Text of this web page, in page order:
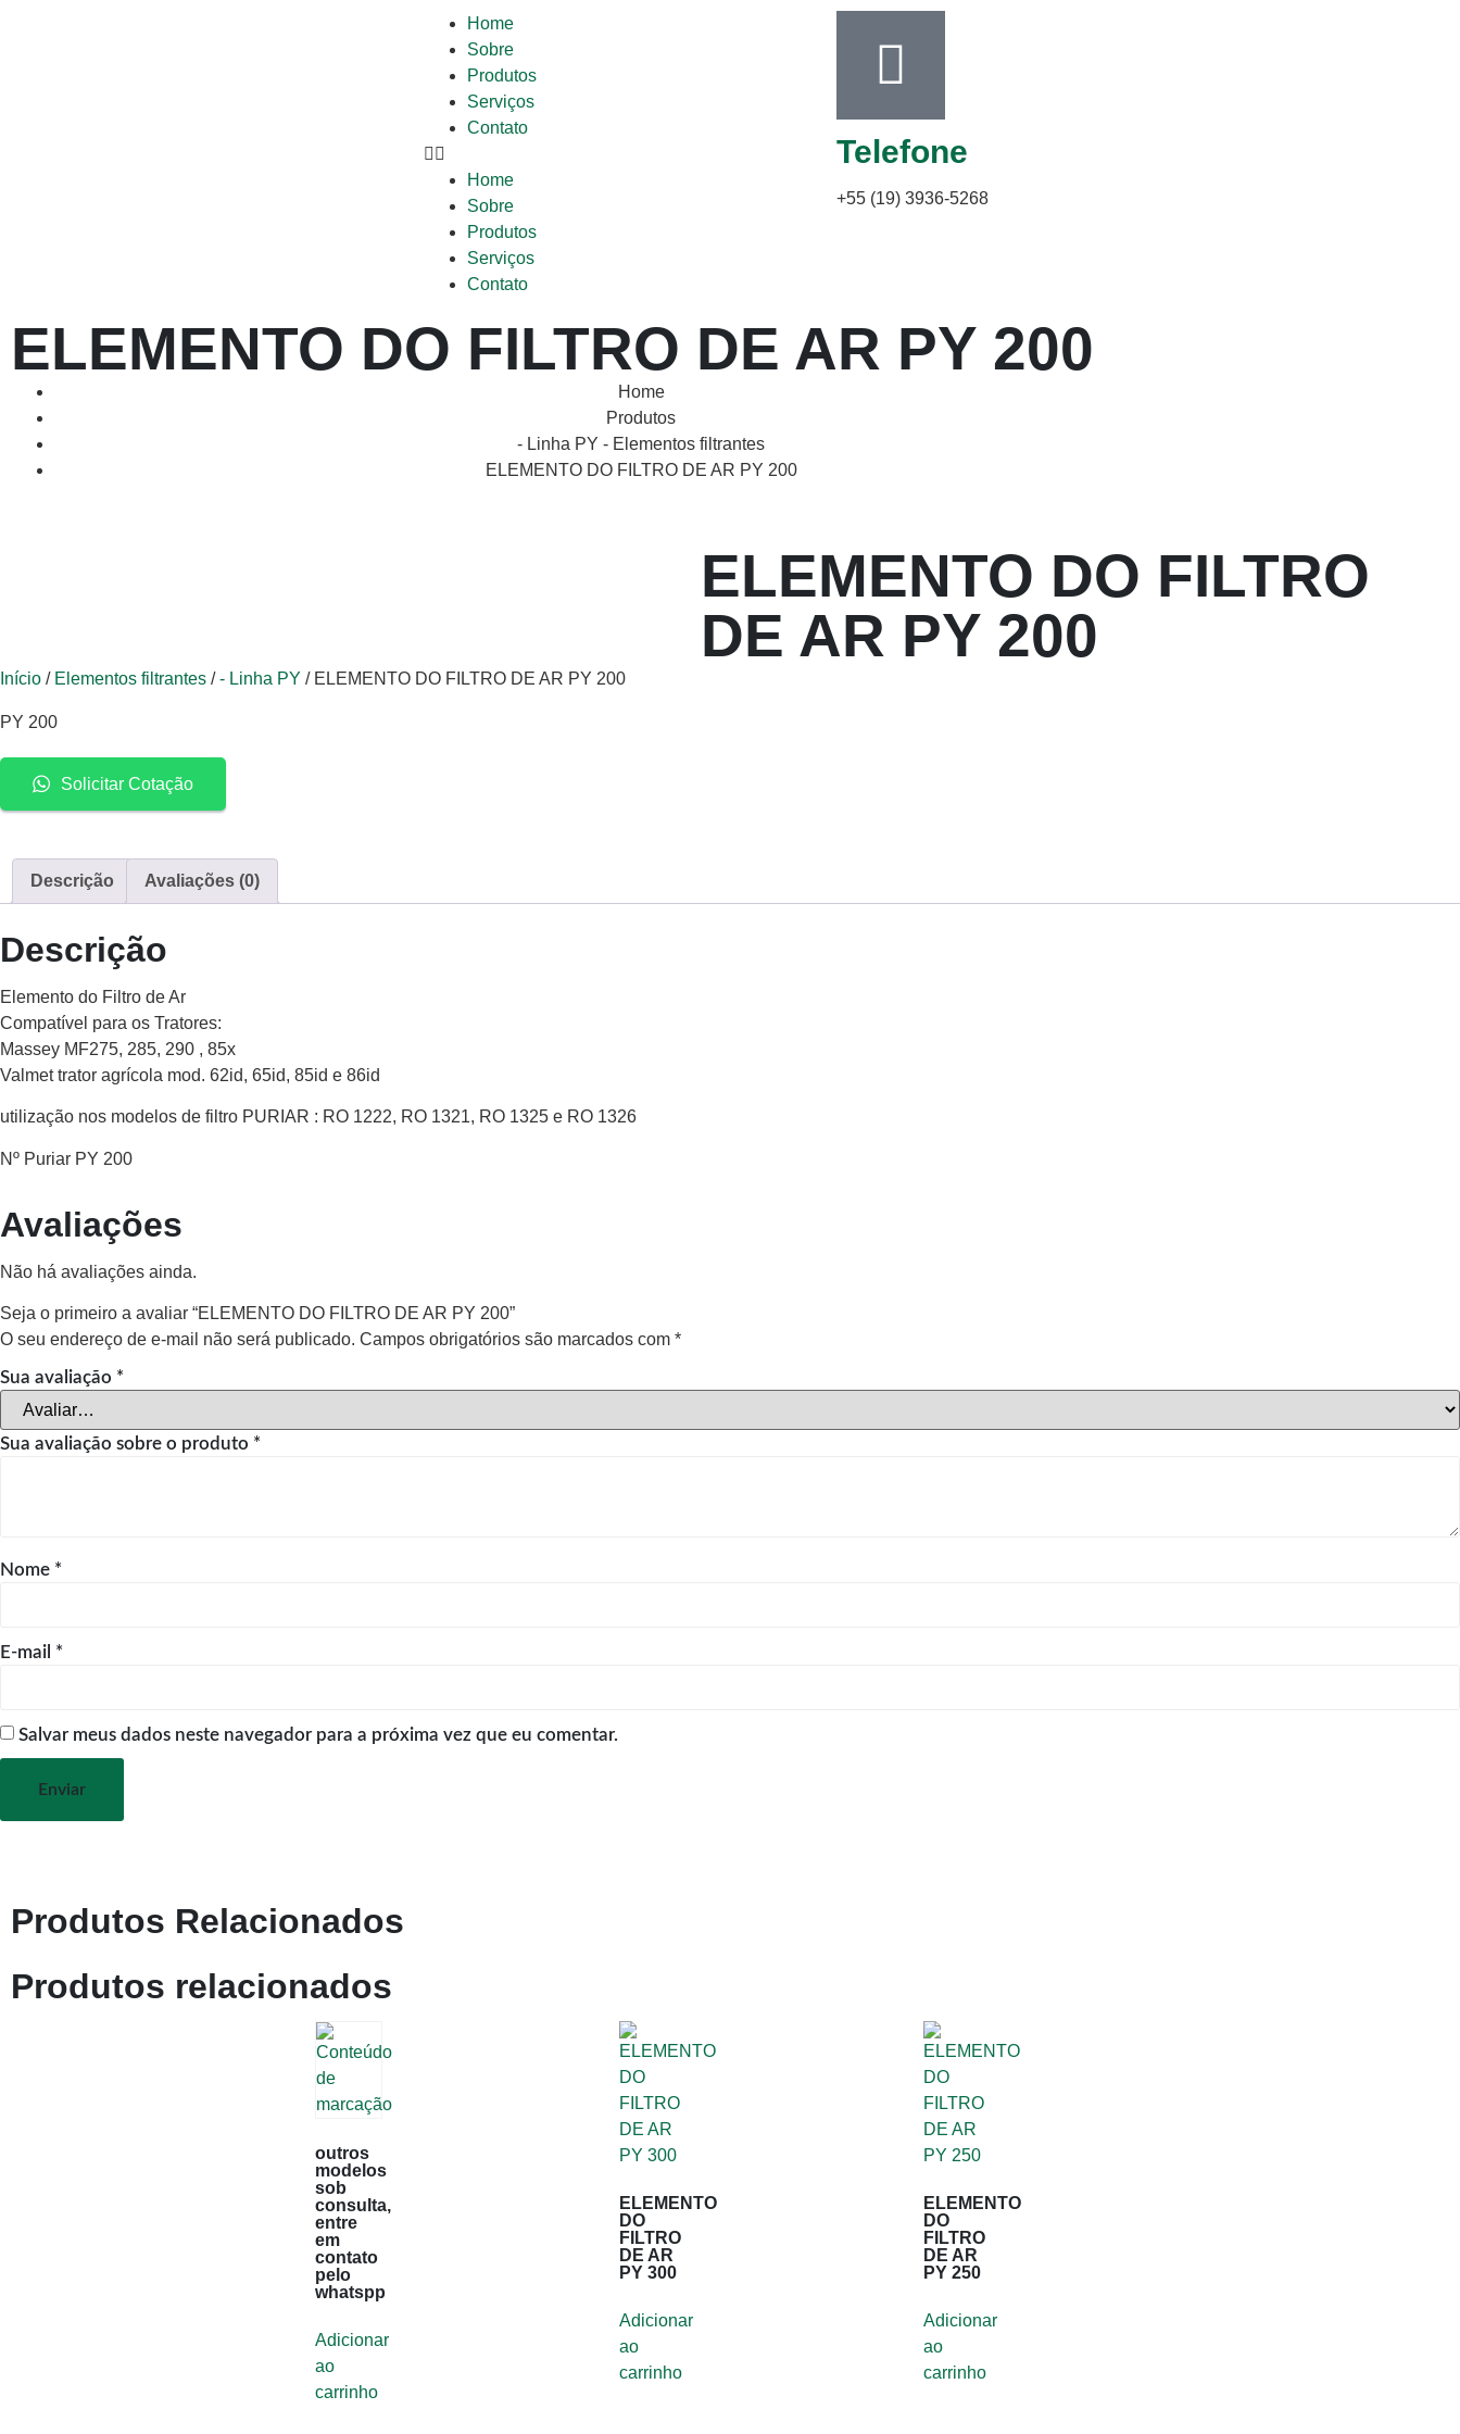
Home
Sobre
Produtos
Serviços
Contato
Home
Sobre
Produtos
Serviços
Contato
Telefone
+55 (19) 3936-5268
ELEMENTO DO FILTRO DE AR PY 200
Home
Produtos
- Linha PY - Elementos filtrantes
ELEMENTO DO FILTRO DE AR PY 200
ELEMENTO DO FILTRO
DE AR PY 200
Início / Elementos filtrantes /- Linha PY / ELEMENTO DO FILTRO DE AR PY 200
PY 200
Solicitar Cotação
Descrição Avaliações (0)
Descrição
Elemento do Filtro de Ar
Compatível para os Tratores:
Massey MF275, 285, 290 , 85x
Valmet trator agrícola mod. 62id, 65id, 85id e 86id
utilização nos modelos de filtro PURIAR : RO 1222, RO 1321, RO 1325 e RO 1326
Nº Puriar PY 200
Avaliações
Não há avaliações ainda.
Seja o primeiro a avaliar “ELEMENTO DO FILTRO DE AR PY 200”
O seu endereço de e-mail não será publicado. Campos obrigatórios são marcados com *
Sua avaliação *
Sua avaliação sobre o produto *
Nome *
E-mail *
Salvar meus dados neste navegador para a próxima vez que eu comentar.
Produtos Relacionados
Produtos relacionados
outros
modelos
sob
consulta,
entre
em
contato
pelo
whatspp
Adicionar
ao
carrinho
ELEMENTO
DO
FILTRO
DE AR
PY 300
Adicionar
ao
carrinho
ELEMENTO
DO
FILTRO
DE AR
PY 250
Adicionar
ao
carrinho